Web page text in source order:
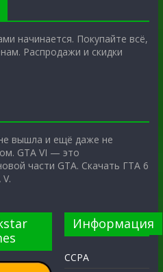
начинается. Покупайте всё,
Распродажи и скидки
вышла и ещё даже не
GTA VI — это
части GTA. Скачать ГТА 6
Информация
CCPA